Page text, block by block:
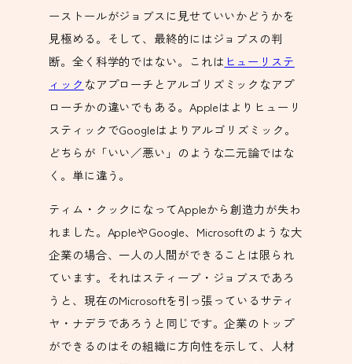
ーストールがジョブスに見せていいかどうかを
見極める。そして、最終的にはジョブスの判
断。全く科学的ではない。これは ヒューリステ
ィック なアプローチとアルゴリズミックなアプ
ローチかの違いでもある。Appleはよりヒューリ
スティックでGoogleはよりアルゴリズミック。
どちらが「いい／悪い」のような二元論ではな
く。単に違う。
ティム・クックになってAppleから創造力が失わ
れました。AppleやGoogle、Microsoftのような大
企業の場合、一人の人間ができることは限られ
ています。それはスティーブ・ジョブスであろ
うと、現在のMicrosoftを引っ張っているサティ
ヤ・ナデラであろうと同じです。企業のトップ
ができるのはその組織に方向性を示して、人材